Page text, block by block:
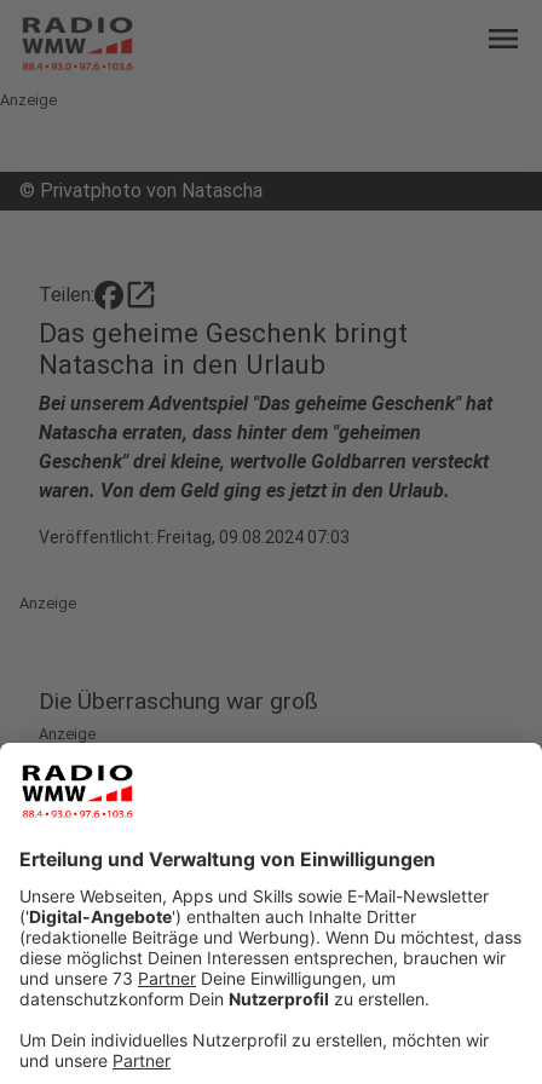
menu
Anzeige
© Privatphoto von Natascha
Teilen: open_in_new
Das geheime Geschenk bringt
Natascha in den Urlaub
Bei unserem Adventspiel "Das geheime Geschenk" hat
Natascha erraten, dass hinter dem "geheimen
Geschenk" drei kleine, wertvolle Goldbarren versteckt
waren. Von dem Geld ging es jetzt in den Urlaub.
Veröffentlicht: Freitag, 09.08.2024 07:03
Anzeige
Die Überraschung war groß
Anzeige
Bei unserem Adventsgewinnspiel "Das geheime
Geschenk" hat Natascha aus Gronau drei kleine, aber
sehr wertvolle Goldbarren erraten. Dann kam die
Überraschung: Wir haben Ihr die Goldbarren geschenkt,
worüber sie sich sehr gefreut hat. Jetzt - Monate
später, mitten in der Ferienzeit, hat sich Natascha per
Whatsapp mit Urlaubsfotos bei uns zurückgemeldet
Anzeige